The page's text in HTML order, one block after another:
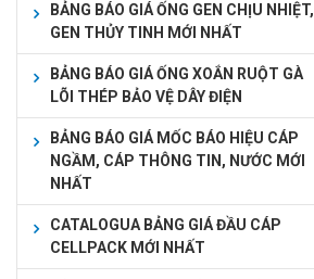
BẢNG BÁO GIÁ ỐNG GEN CHỊU NHIỆT,
GEN THỦY TINH MỚI NHẤT
BẢNG BÁO GIÁ ỐNG XOẮN RUỘT GÀ
LÕI THÉP BẢO VỆ DÂY ĐIỆN
BẢNG BÁO GIÁ MỐC BÁO HIỆU CÁP
NGẦM, CÁP THÔNG TIN, NƯỚC MỚI
NHẤT
CATALOGUA BẢNG GIÁ ĐẦU CÁP
CELLPACK MỚI NHẤT